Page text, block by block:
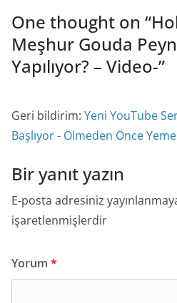
One thought on “
Meşhur Gouda
Yapılıyor? – Video-”
Geri bildirim: Yeni YouTube
Başlıyor - Ölmeden Önce
Bir yanıt yazın
E-posta adresiniz
işaretlenmişlerdir
Yorum *